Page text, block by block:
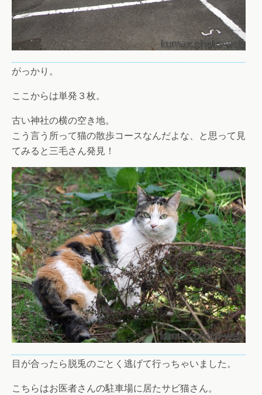
がっかり。
ここからは単発３枚。
古い神社の横の空き地。
こう言う所って猫の散歩コースなんだよな、と思って見
てみると三毛さん発見！
目が合ったら脱兎のごとく逃げて行っちゃいました。
こちらはお医者さんの駐車場に居たサビ猫さん。